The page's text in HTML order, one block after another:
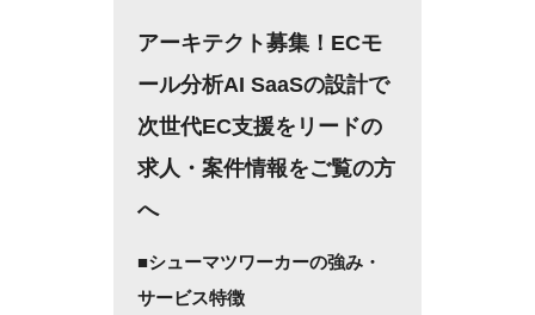
アーキテクト募集！ECモ
ール分析AI SaaSの設計で
次世代EC支援をリードの
求人・案件情報をご覧の方
へ
■シューマツワーカーの強み・
サービス特徴